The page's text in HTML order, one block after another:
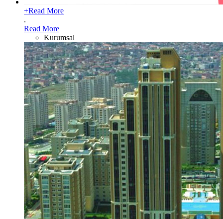
+Read More
.
Read More
Kurumsal